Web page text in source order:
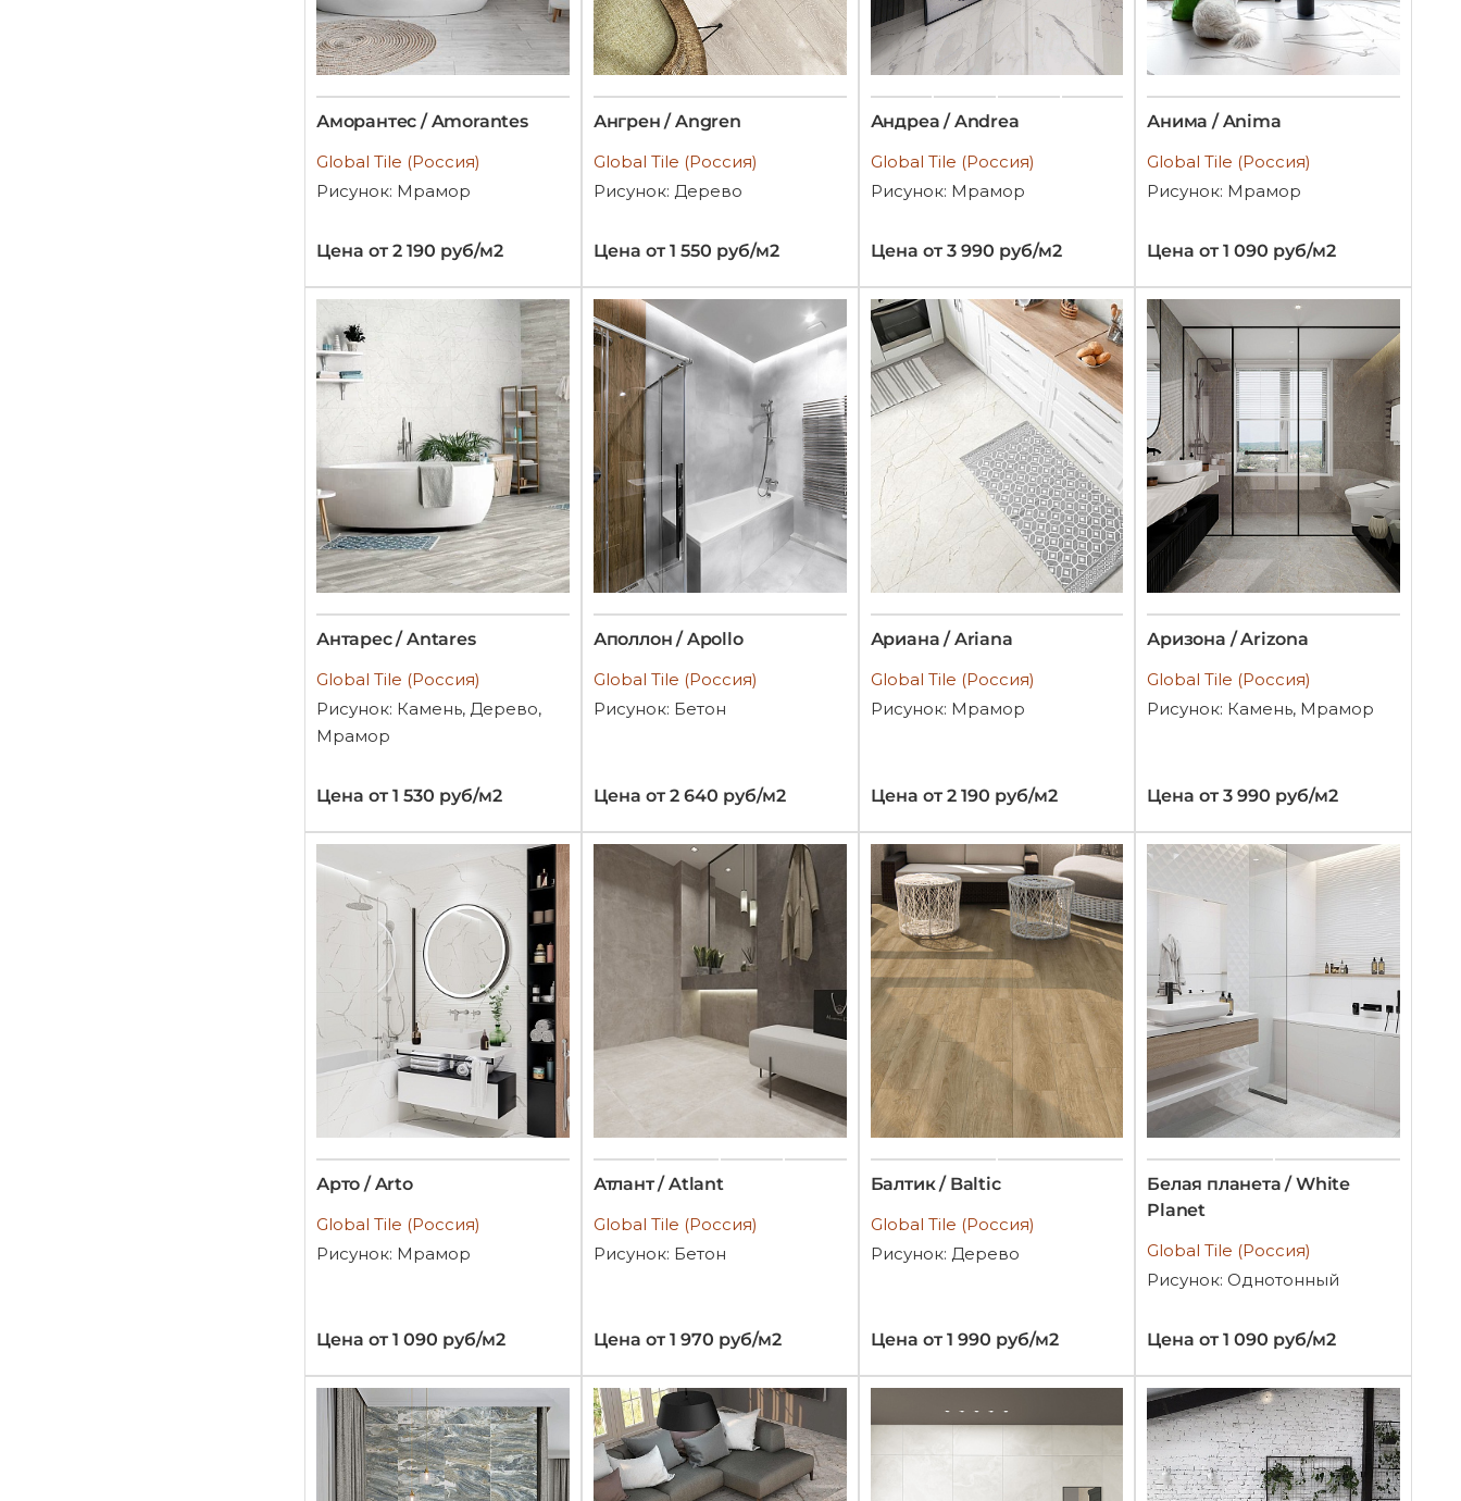
Аморантес / Amorantes
Global Tile (Россия)
Рисунок: Мрамор
Цена от 2 190 руб/м2
Ангрен / Angren
Global Tile (Россия)
Рисунок: Дерево
Цена от 1 550 руб/м2
Андреа / Andrea
Global Tile (Россия)
Рисунок: Мрамор
Цена от 3 990 руб/м2
Анима / Anima
Global Tile (Россия)
Рисунок: Мрамор
Цена от 1 090 руб/м2
Антарес / Antares
Global Tile (Россия)
Рисунок: Камень, Дерево,
Мрамор
Цена от 1 530 руб/м2
Аполлон / Apollo
Global Tile (Россия)
Рисунок: Бетон
Цена от 2 640 руб/м2
Ариана / Ariana
Global Tile (Россия)
Рисунок: Мрамор
Цена от 2 190 руб/м2
Аризона / Arizona
Global Tile (Россия)
Рисунок: Камень, Мрамор
Цена от 3 990 руб/м2
Арто / Arto
Global Tile (Россия)
Рисунок: Мрамор
Цена от 1 090 руб/м2
Атлант / Atlant
Global Tile (Россия)
Рисунок: Бетон
Цена от 1 970 руб/м2
Балтик / Baltic
Global Tile (Россия)
Рисунок: Дерево
Цена от 1 990 руб/м2
Белая планета / White
Planet
Global Tile (Россия)
Рисунок: Однотонный
Цена от 1 090 руб/м2